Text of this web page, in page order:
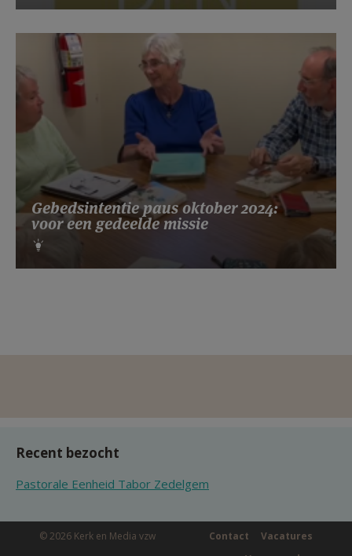
Gebedsintentie paus oktober 2024:
voor een gedeelde missie
Recent bezocht
Pastorale Eenheid Tabor Zedelgem
© 2026 Kerk en Media vzw Vacatures
Contact